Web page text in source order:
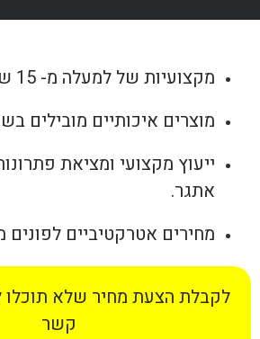
מקצועיות של למעלה מ- 15 שנה.
מוצרים איכותיים מובילים
ייעוץ מקצועי ומציאת
אתגר.
מחירים אטרקטיביים לפונים
לקבלת הצעת מחיר שלא תוכלו
קשר